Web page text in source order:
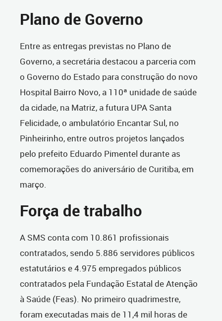
Plano de Governo
Entre as entregas previstas no Plano de
Governo, a secretária destacou a parceria com
o Governo do Estado para construção do novo
Hospital Bairro Novo, a 110ª unidade de saúde
da cidade, na Matriz, a futura UPA Santa
Felicidade, o ambulatório Encantar Sul, no
Pinheirinho, entre outros projetos lançados
pelo prefeito Eduardo Pimentel durante as
comemorações do aniversário de Curitiba, em
março.
Força de trabalho
A SMS conta com 10.861 profissionais
contratados, sendo 5.886 servidores públicos
estatutários e 4.975 empregados públicos
contratados pela Fundação Estatal de Atenção
à Saúde (Feas). No primeiro quadrimestre,
foram executadas mais de 11,4 mil horas de